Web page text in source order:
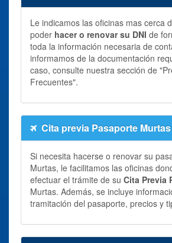
Le indicamos las oficinas mas cerca
poder hacer o renovar su DNI de
toda la información necesaria de
informamos de la documentación
caso, consulte nuestra sección de
Frecuentes".
Cita previa Pasaporte Murtas
Si necesita hacerse o renovar su
Murtas, le facilitamos las oficinas
efectuar el trámite de su Cita Previa
Murtas. Además, se incluye
tramitación del pasaporte, precios y